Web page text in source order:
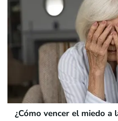
¿Cómo vencer el miedo a